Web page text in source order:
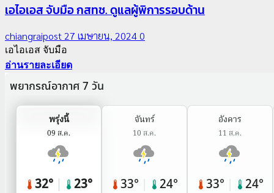
เอไอเอส จับมือ กสทช. ดูแลผู้พิการรอบด้าน
chiangraipost27 เมษายน, 20240
เอไอเอส จับมือ
อ่านรายละเอียด